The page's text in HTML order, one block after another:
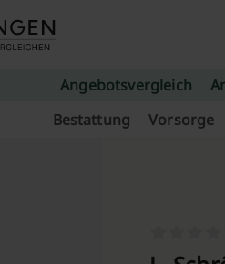
Angebotsvergleich
Bestattung
Vorsorge